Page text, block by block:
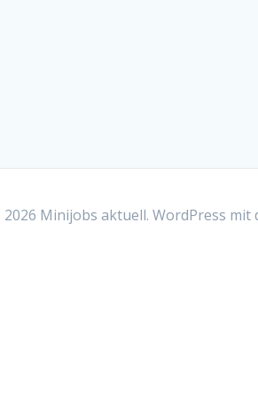
Minijobs aktuell. WordPress mit